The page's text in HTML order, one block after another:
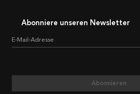
Abonniere unseren Newsletter
E-Mail-Adresse
Abonnieren